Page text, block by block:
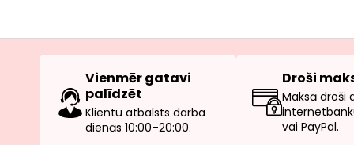
Vienmēr gatavi
palīdzēt
Klientu atbalsts darba
dienās 10:00–20:00.
Droši
Maksā droši
vai PayPal.